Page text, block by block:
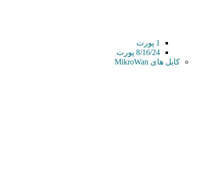
1 پورت
8/16/24 پورت
کابل های MikroWan